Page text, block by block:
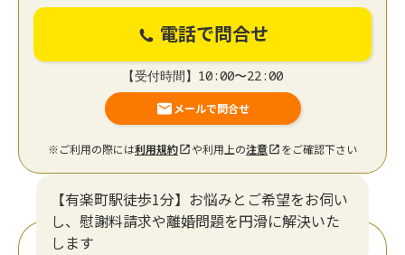
電話で問合せ
【受付時間】10:00〜22:00
メールで問合せ
※ご利用の際には利用規約 や利用上の注意 をご確認下さい
【有楽町駅徒歩1分】お悩みとご希望をお伺い
し、慰謝料請求や離婚問題を円滑に解決いた
します